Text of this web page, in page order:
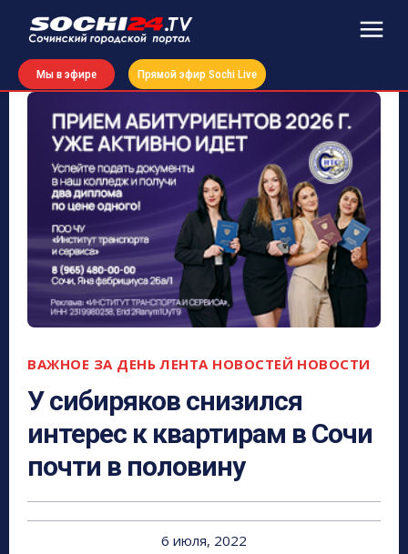
Мы в эфире Прямой эфир Sochi Live
ВАЖНОЕ ЗА ДЕНЬ ЛЕНТА НОВОСТЕЙ НОВОСТИ
У сибиряков снизился
интерес к квартирам в Сочи
почти в половину
6 июля, 2022